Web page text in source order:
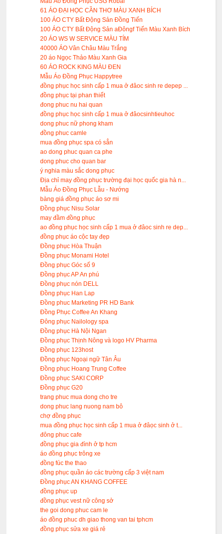
61 ÁO ĐẠI HỌC CẦN THƠ MÀU XANH BÍCH
100 ÁO CTY Bất Động Sản Đồng Tiến
100 ÁO CTY Bất Động Sản aĐôngf Tiến Màu Xanh Bích
20 ÁO WS W SERVICE MÀU TÍM
40000 ÁO Vân Châu Màu Trắng
20 áo Ngọc Thảo Màu Xanh Gia
60 ÁO ROCK KING MÀU ĐEN
Mẫu Áo Đồng Phục Happytree
đồng phục học sinh cấp 1 mua ở đâoc sinh re depep ...
đồng phục tại phan thiết
đong phuc nu hai quan
đồng phục học sinh cấp 1 mua ở đâocsinhtieuhoc
dong phuc nữ phong kham
đồng phuc camle
mua đồng phục spa có sẳn
ao dong phuc quan ca phe
dong phuc cho quan bar
ý nghia màu sắc dong phục
Địa chỉ may đồng phục trường đại học quốc gia hà n...
Mẫu Áo Đồng Phục Lẫu - Nướng
bàng giá đồng phục áo sơ mi
Đồng phục Nisu Solar
may đầm đồng phục
ao đồng phục học sinh cấp 1 mua ở đâoc sinh re dep...
đồng phục áo cộc tay đẹp
Đồng phục Hòa Thuận
Đồng phục Monami Hotel
Đồng phục Góc số 9
Đồng phục AP An phú
Đồng phục nón DELL
Đồng phục Han Lap
Đồng phuc Marketing PR HD Bank
Đồng Phục Coffee An Khang
Đông phục Nailology spa
Đồng phục Hà Nội Ngan
Đồng phục Thịnh Nông và logo HV Pharma
Đồng phục 123host
Đồng phục Ngoại ngữ Tân Âu
Đồng phục Hoang Trung Coffee
Đồng phục SAKI CORP
Đồng phục G20
trang phuc mua dong cho tre
dong phuc lang nuong nam bô
chợ đồng phục
mua đồng phục học sinh cấp 1 mua ở đâọc sinh ở t...
đông phuc cafe
đồng phục gia đình ở tp hcm
áo đồng phục trông xe
đồng fúc the thao
đồng phục quần áo các trường cấp 3 việt nam
Đồng phục AN KHANG COFFEE
đồng phục up
đồng phục vest nữ công sở
the goi dong phuc cam le
áo đồng phuc dh giao thong van tai tphcm
đồng phục sửa xe giá rẻ